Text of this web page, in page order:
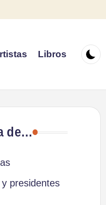
Libros
de…
presidentes